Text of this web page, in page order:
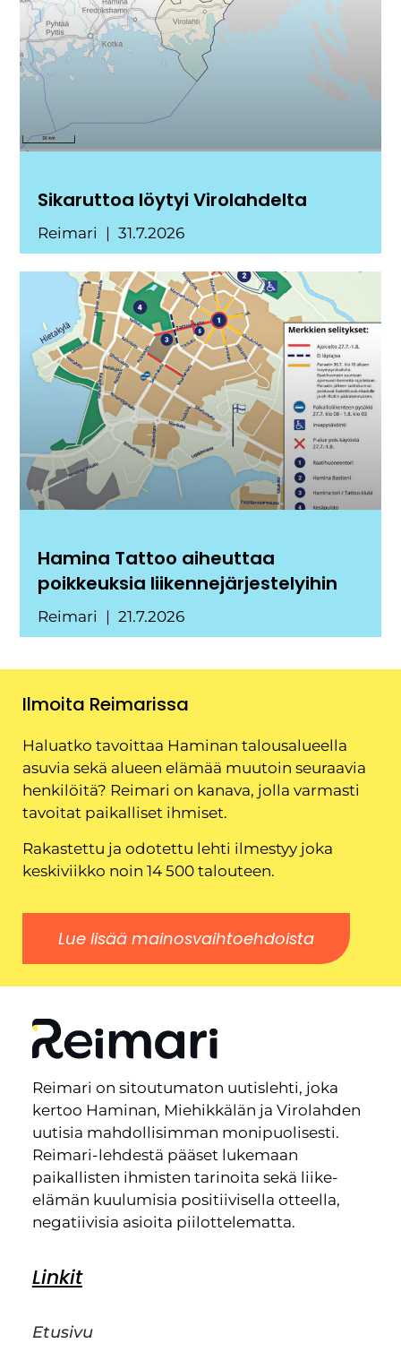
Sikaruttoa löytyi Virolahdelta
Reimari 31.7.2026
Hamina Tattoo aiheuttaa
poikkeuksia liikennejärjestelyihin
Reimari 21.7.2026
Ilmoita Reimarissa
Haluatko tavoittaa Haminan talousalueella
asuvia sekä alueen elämää muutoin seuraavia
henkilöitä? Reimari on kanava, jolla varmasti
tavoitat paikalliset ihmiset.
Rakastettu ja odotettu lehti ilmestyy joka
keskiviikko noin 14 500 talouteen.
Lue lisää mainosvaihtoehdoista
Reimari on sitoutumaton uutislehti, joka
kertoo Haminan, Miehikkälän ja Virolahden
uutisia mahdollisimman monipuolisesti.
Reimari-lehdestä pääset lukemaan
paikallisten ihmisten tarinoita sekä liike-
elämän kuulumisia positiivisella otteella,
negatiivisia asioita piilottelematta.
Linkit
Etusivu